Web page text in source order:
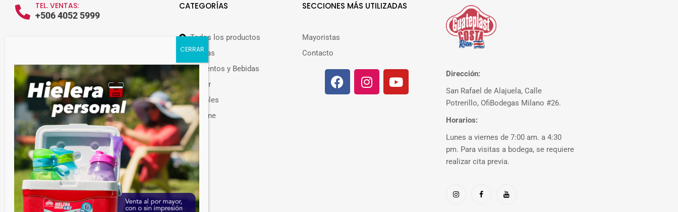
TEL. VENTAS:
+506 4052 5999
Guateplast Costa Rica.
Fabricante y distribuidor de productos
plásticos.
Venta de productos plásticos por mayor en
Costa Rica. Más de 300 productos
disponibles.
CATEGORÍAS
Todos los productos
Ofertas
Alimentos y Bebidas
Hogar
Muebles
Higiene
Otros
SECCIONES MÁS UTILIZADAS
Mayoristas
Contacto
Dirección:
San Rafael de Alajuela, Calle
Potrerillo, OfiBodegas Milano #26.
Horarios:
Lunes a viernes de 7:00 am. a 4:30
pm. Para visitas a bodega, se requiere
realizar cita previa.